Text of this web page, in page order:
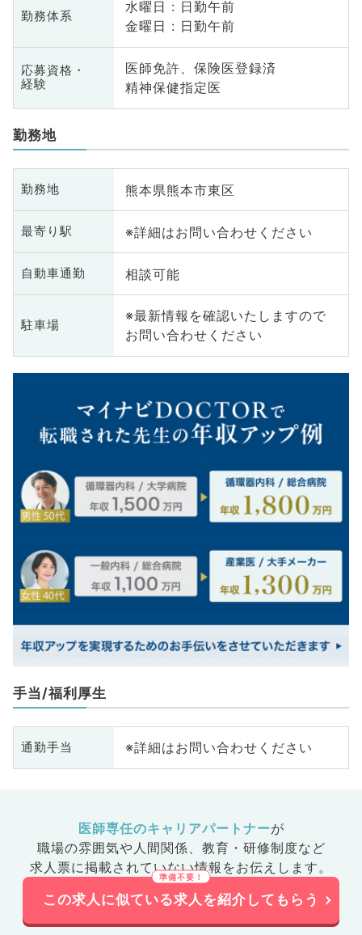
勤務体系
水曜日 : 日勤午前
金曜日 : 日勤午前
応募資格・
経験
医師免許、保険医登録済
精神保健指定医
勤務地
勤務地 熊本県熊本市東区
最寄り駅 ※詳細はお問い合わせください
自動車通勤 相談可能
駐車場
※最新情報を確認いたしますので
お問い合わせください
手当/福利厚生
通勤手当 ※詳細はお問い合わせください
医師専任のキャリアパートナーが
職場の雰囲気や人間関係、 教育・研修制度など
求人票に掲載されていない情報をお伝えします。
この求人に似ている求人を紹介してもらう